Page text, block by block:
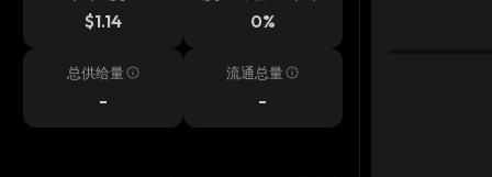
$1.14 0%
总供给量
-
流通总量
-